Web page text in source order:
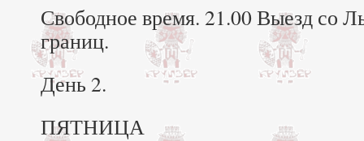
Свободное время. 21.00 Выезд со
границ.
День 2.
ПЯТНИЦА